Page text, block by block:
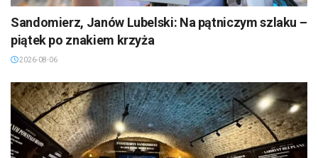
Sandomierz, Janów Lubelski: Na pątniczym szlaku –
piątek po znakiem krzyża
2026-08-06